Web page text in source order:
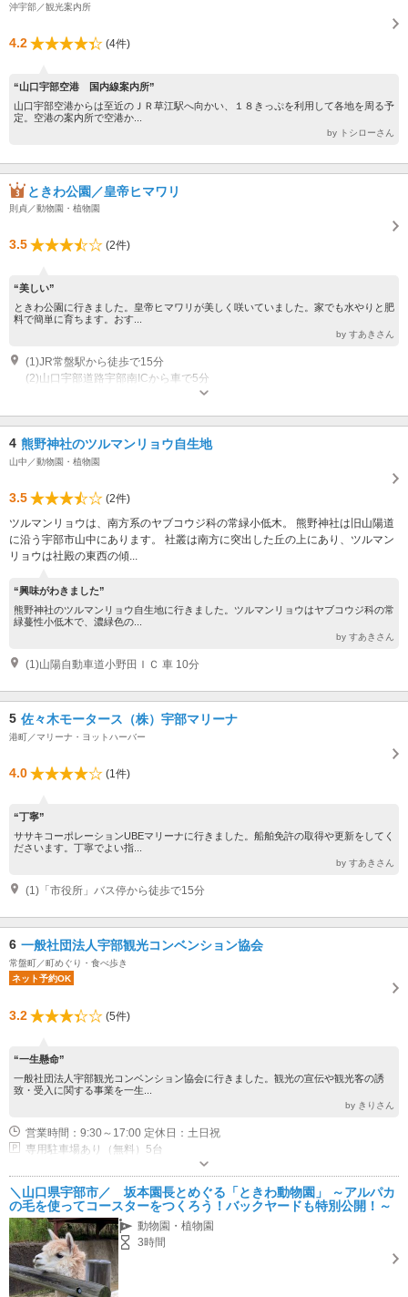
沖宇部／観光案内所
4.2 (4件)
“山口宇部空港 国内線案内所”
山口宇部空港からは至近のＪＲ草江駅へ向かい、１８きっぷを利用して各地を周る予
定。空港の案内所で空港か...
by トシローさん
ときわ公園／皇帝ヒマワリ
則貞／動物園・植物園
3.5 (2件)
“美しい”
ときわ公園に行きました。皇帝ヒマワリが美しく咲いていました。家でも水やりと肥
料で簡単に育ちます。おす...
by すあきさん
(1)JR常盤駅から徒歩で15分
(2)山口宇部道路宇部南ICから車で5分
4 熊野神社のツルマンリョウ自生地
山中／動物園・植物園
3.5
(2件)
ツルマンリョウは、南方系のヤブコウジ科の常緑小低木。 熊野神社は旧山陽道
に沿う宇部市山中にあります。 社叢は南方に突出した丘の上にあり、ツルマン
リョウは社殿の東西の傾...
“興味がわきました”
熊野神社のツルマンリョウ自生地に行きました。ツルマンリョウはヤブコウジ科の常
緑蔓性小低木で、濃緑色の...
by すあきさん
(1)山陽自動車道小野田ＩＣ 車 10分
5 佐々木モータース（株）宇部マリーナ
港町／マリーナ・ヨットハーバー
4.0 (1件)
“丁寧”
ササキコーポレーションUBEマリーナに行きました。船舶免許の取得や更新をしてく
ださいます。丁寧でよい指...
by すあきさん
(1)「市役所」バス停から徒歩で15分
6 一般社団法人宇部観光コンベンション協会
常盤町／町めぐり・食べ歩き
ネット予約OK
3.2 (5件)
“一生懸命”
一般社団法人宇部観光コンベンション協会に行きました。観光の宣伝や観光客の誘
致・受入に関する事業を一生...
by きりさん
営業時間：9:30～17:00 定休日：土日祝
専用駐車場あり（無料）5台
＼山口県宇部市／ 坂本園長とめぐる「ときわ動物園」 ～アルパカ
の毛を使ってコースターをつくろう！バックヤードも特別公開！～
動物園・植物園
3時間